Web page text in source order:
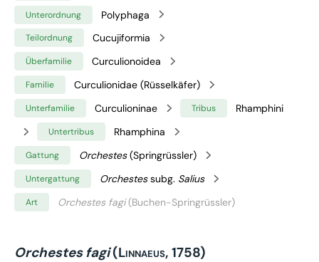
Unterordnung Polyphaga
Teilordnung Cucujiformia
Überfamilie Curculionoidea
Familie Curculionidae (Rüsselkäfer)
Unterfamilie Curculioninae Tribus Rhamphini
Untertribus Rhamphina
Gattung Orchestes(Springrüssler)
Untergattung Orchestessubg. Salius
Art Orchestes fagi(Buchen-Springrüssler)
Orchestes fagi(Linnaeus, 1758)